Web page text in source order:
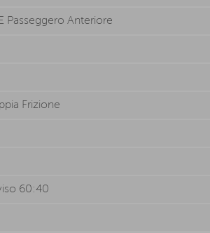
Passeggero Anteriore
Frizione
60:40